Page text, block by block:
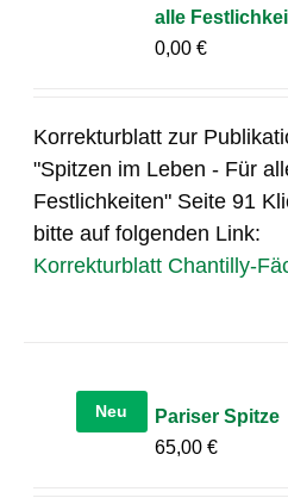
alle
0,00€
Korrekturblatt zur
"Spitzen im Leben - Für
Festlichkeiten" Seite 91
bitte auf folgenden Link:
Korrekturblatt Chantilly-
Neu
Pariser Spitze
65,00€